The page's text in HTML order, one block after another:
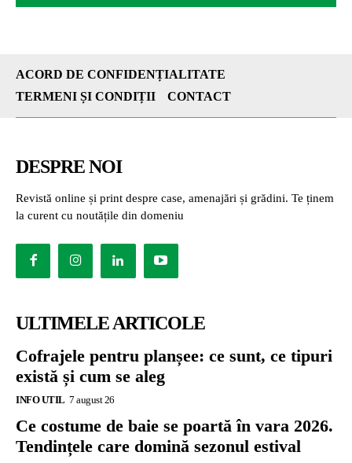
ACORD DE CONFIDENȚIALITATE
TERMENI ȘI CONDIȚII
CONTACT
DESPRE NOI
Revistă online și print despre case, amenajări și grădini. Te ținem
la curent cu noutățile din domeniu
ULTIMELE ARTICOLE
Cofrajele pentru planșee: ce sunt, ce tipuri
există și cum se aleg
INFO UTIL 7 august 26
Ce costume de baie se poartă în vara 2026.
Tendințele care domină sezonul estival